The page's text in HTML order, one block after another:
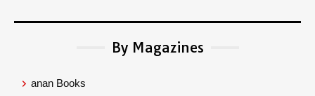
By Magazines
anan Books